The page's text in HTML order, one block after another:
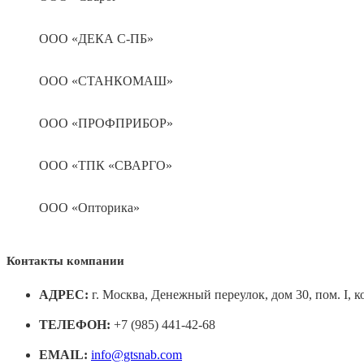
ООО «ДЕКА С-ПБ»
ООО «СТАНКОМАШ»
ООО «ПРОФПРИБОР»
ООО «ТПК «СВАРГО»
ООО «Опторика»
Контакты компании
АДРЕС: г. Москва, Денежный переулок, дом 30, пом. I,
ТЕЛЕФОН: +7 (985) 441-42-68
EMAIL: info@gtsnab.com